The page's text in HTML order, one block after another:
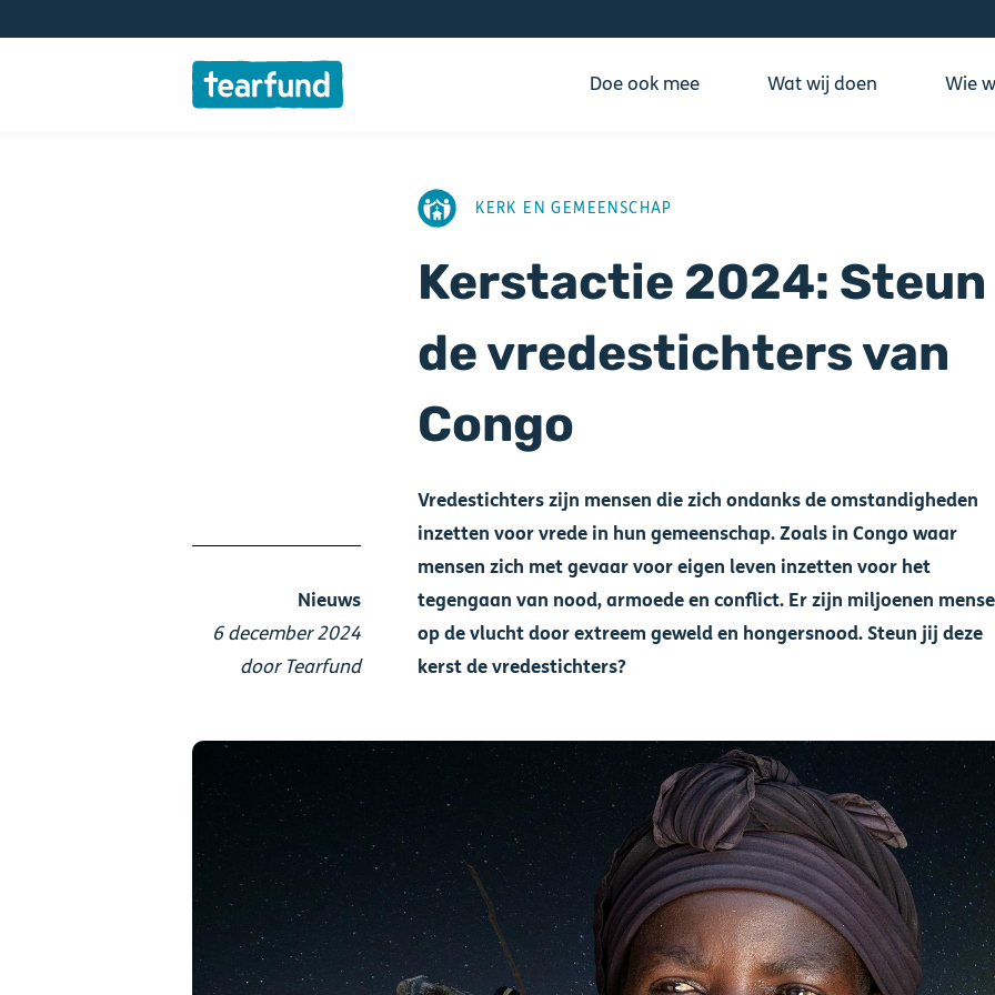
Doe ook mee Wat wij doen Wie
Nieuws
6 december 2024
door Tearfund
AFBEELDINGKERK EN GEMEENSCHAP
Kerstactie 2024: Steun
de vredestichters van
Congo
Vredestichters zijn mensen die zich ondanks de omstandigheden
inzetten voor vrede in hun gemeenschap. Zoals in Congo waar
mensen zich met gevaar voor eigen leven inzetten voor het
tegengaan van nood, armoede en conflict. Er zijn miljoenen
op de vlucht door extreem geweld en hongersnood. Steun jij deze
kerst de vredestichters?
Afbeelding